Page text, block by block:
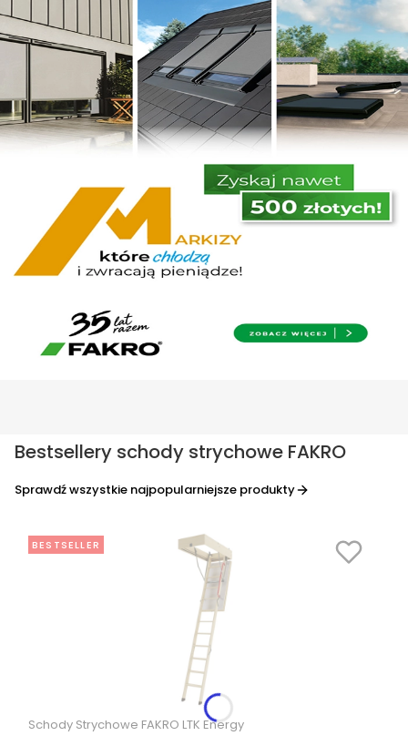
Bestsellery schody strychowe FAKRO
Sprawdź wszystkie najpopularniejsze produkty
BESTSELLER
Schody Strychowe FAKRO LTK Energy